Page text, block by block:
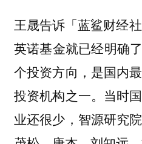
王晟告诉「蓝鲨财经
英诺基金就已经明确
个投资方向，是国内
投资机构之一。当时
业还很少，智源研究